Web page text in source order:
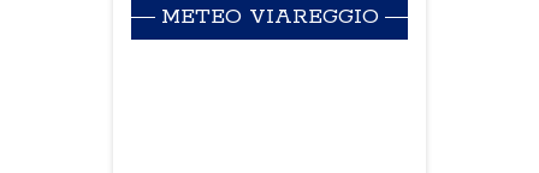
METEO VIAREGGIO